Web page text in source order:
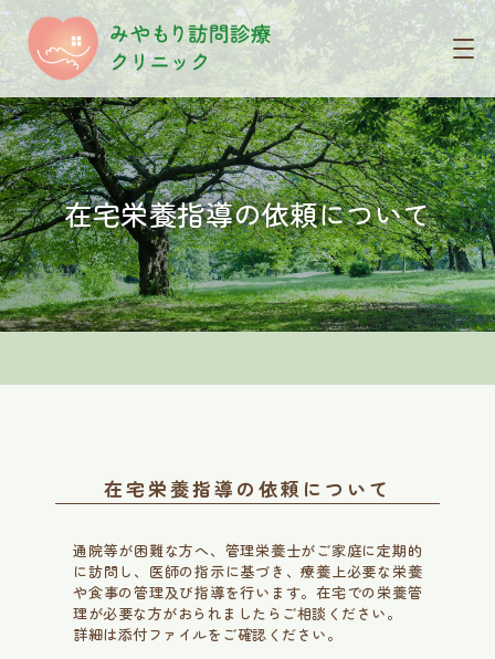
在宅栄養指導の依頼について
在宅栄養指導の依頼について
通院等が困難な方へ、管理栄養士がご家庭に定期的
に訪問し、医師の指示に基づき、療養上必要な栄養
や食事の管理及び指導を行います。在宅での栄養管
理が必要な方がおられましたらご相談ください。
詳細は添付ファイルをご確認ください。